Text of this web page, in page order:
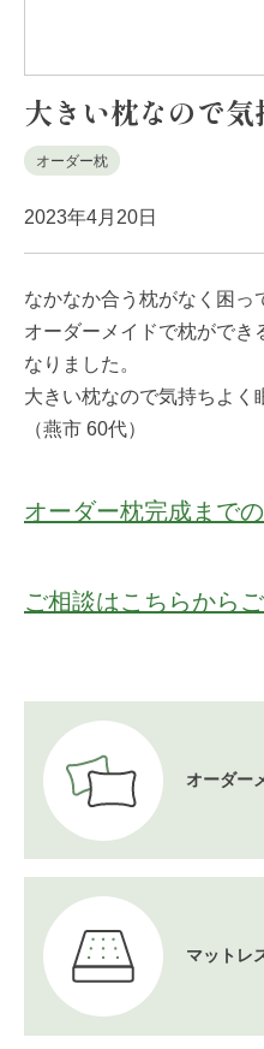
大きい枕なので
オーダー枕
2023年4月20日
なかなか合う枕がなく困っ
オーダーメイドで枕ができ
なりました。
大きい枕なので気持ちよく
（燕市 60代）
オーダー枕完成まで
ご相談はこちらから
オーダー
マットレ